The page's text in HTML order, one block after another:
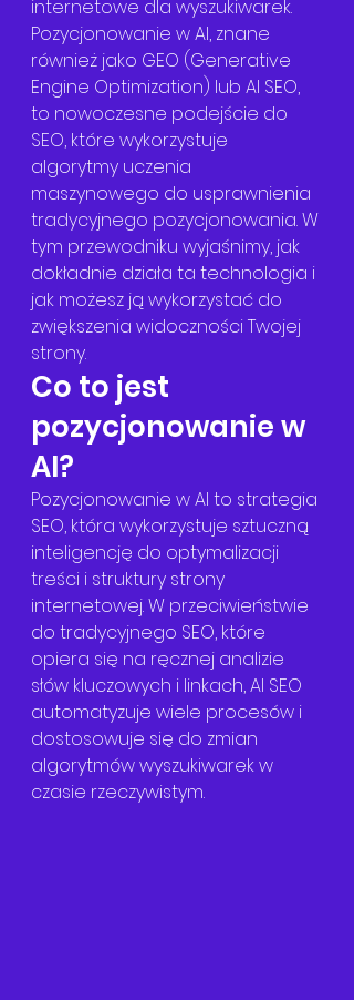
internetowe dla wyszukiwarek.
Pozycjonowanie w AI, znane
również jako GEO (Generative
Engine Optimization) lub AI SEO,
to nowoczesne podejście do
SEO, które wykorzystuje
algorytmy uczenia
maszynowego do usprawnienia
tradycyjnego pozycjonowania. W
tym przewodniku wyjaśnimy, jak
dokładnie działa ta technologia i
jak możesz ją wykorzystać do
zwiększenia widoczności Twojej
strony.
Co to jest
pozycjonowanie w
AI?
Pozycjonowanie w AI to strategia
SEO, która wykorzystuje sztuczną
inteligencję do optymalizacji
treści i struktury strony
internetowej. W przeciwieństwie
do tradycyjnego SEO, które
opiera się na ręcznej analizie
słów kluczowych i linkach, AI SEO
automatyzuje wiele procesów i
dostosowuje się do zmian
algorytmów wyszukiwarek w
czasie rzeczywistym.